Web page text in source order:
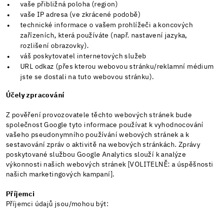
vaše přibližná poloha (region)
vaše IP adresa (ve zkrácené podobě)
technické informace o vašem prohlížeči a koncových
zařízeních, která používáte (např. nastavení jazyka,
rozlišení obrazovky).
váš poskytovatel internetových služeb
URL odkaz (přes kterou webovou stránku/reklamní médium
jste se dostali na tuto webovou stránku).
Účely zpracování
Z pověření provozovatele těchto webových stránek bude
společnost Google tyto informace používat k vyhodnocování
vašeho pseudonymního používání webových stránek a k
sestavování zpráv o aktivitě na webových stránkách. Zprávy
poskytované službou Google Analytics slouží k analýze
výkonnosti našich webových stránek [VOLITELNĚ: a úspěšnosti
našich marketingových kampaní].
Příjemci
Příjemci údajů jsou/mohou být: